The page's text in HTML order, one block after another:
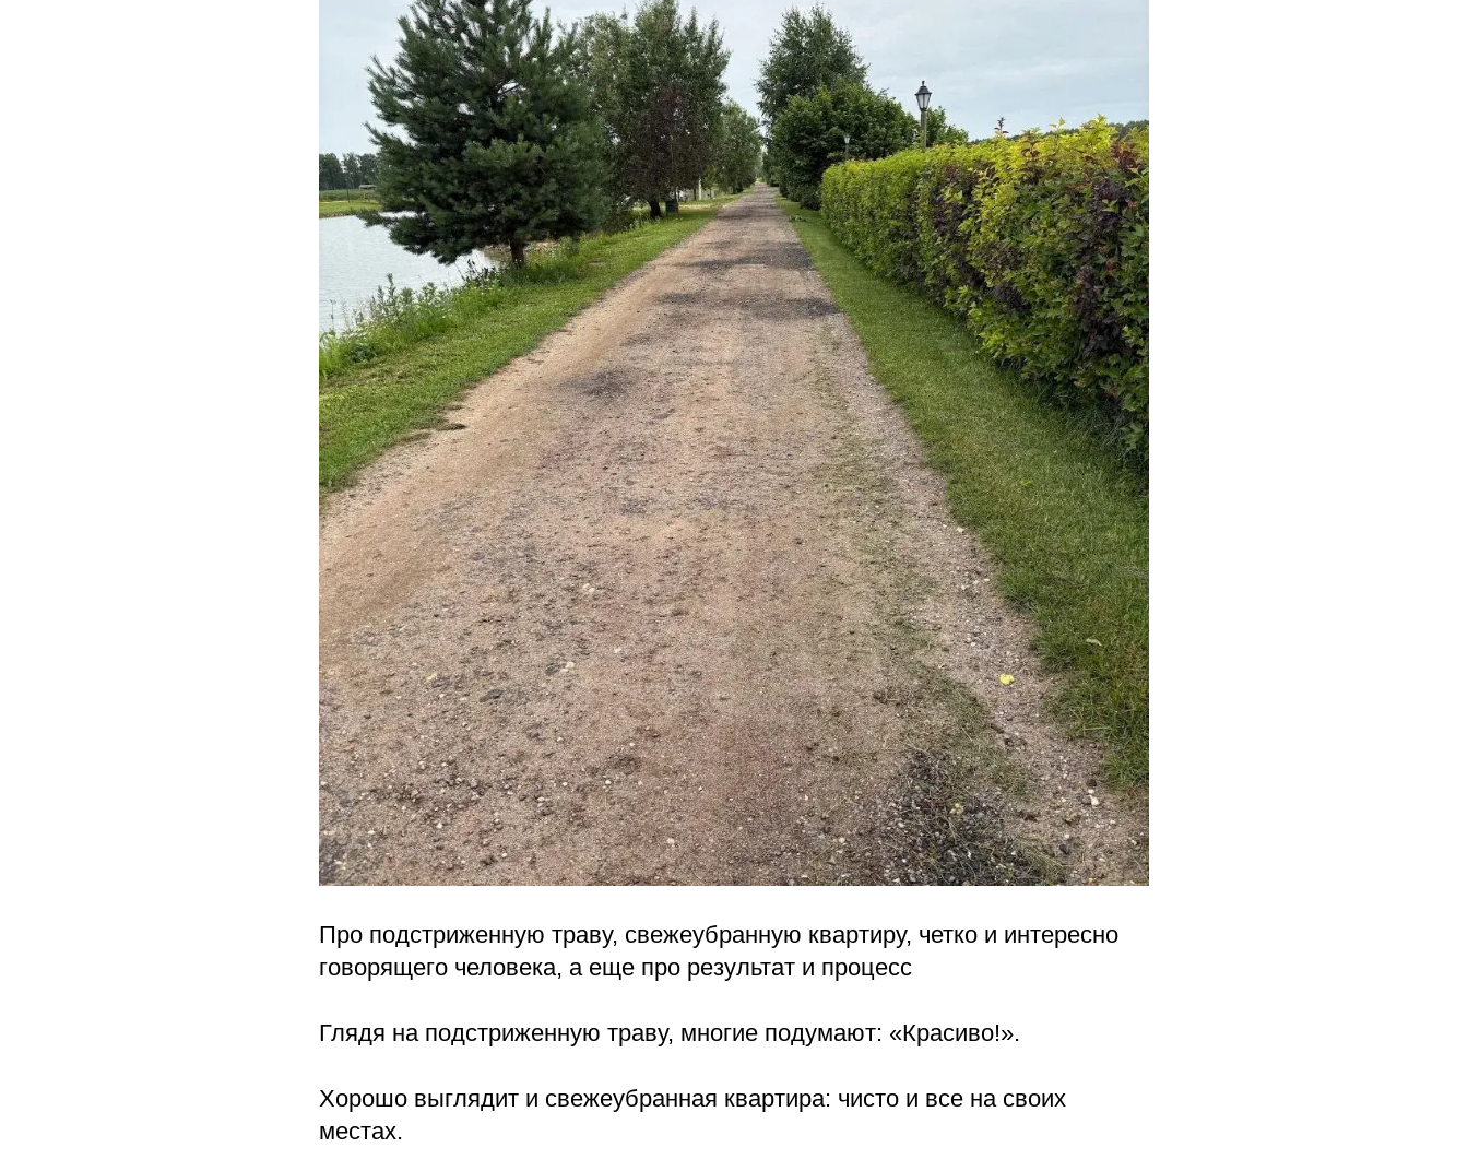
Про подстриженную траву, свежеубранную квартиру, четко и интересно
говорящего человека, а еще про результат и процесс
Глядя на подстриженную траву, многие подумают: «Красиво!».
Хорошо выглядит и свежеубранная квартира: чисто и все на своих
местах.